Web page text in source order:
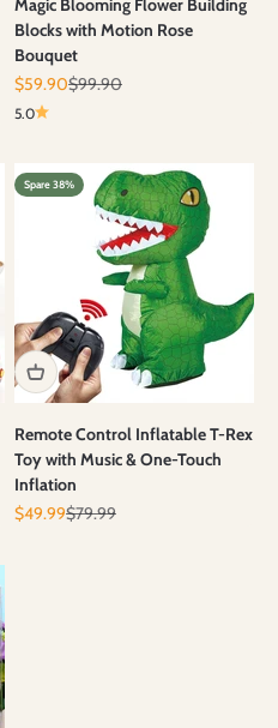
Magic Blooming Flower Building
Blocks with Motion Rose
Bouquet
Angebot
$59.90Regulärer Preis
$99.90
5.0
Spare 38%
Remote Control Inflatable T-Rex
Toy with Music & One-Touch
Inflation
Angebot
$49.99Regulärer Preis
$79.99